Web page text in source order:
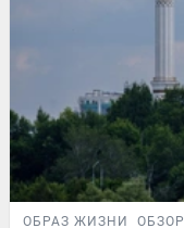
ОБРАЗ ЖИЗНИ ОБЗОР